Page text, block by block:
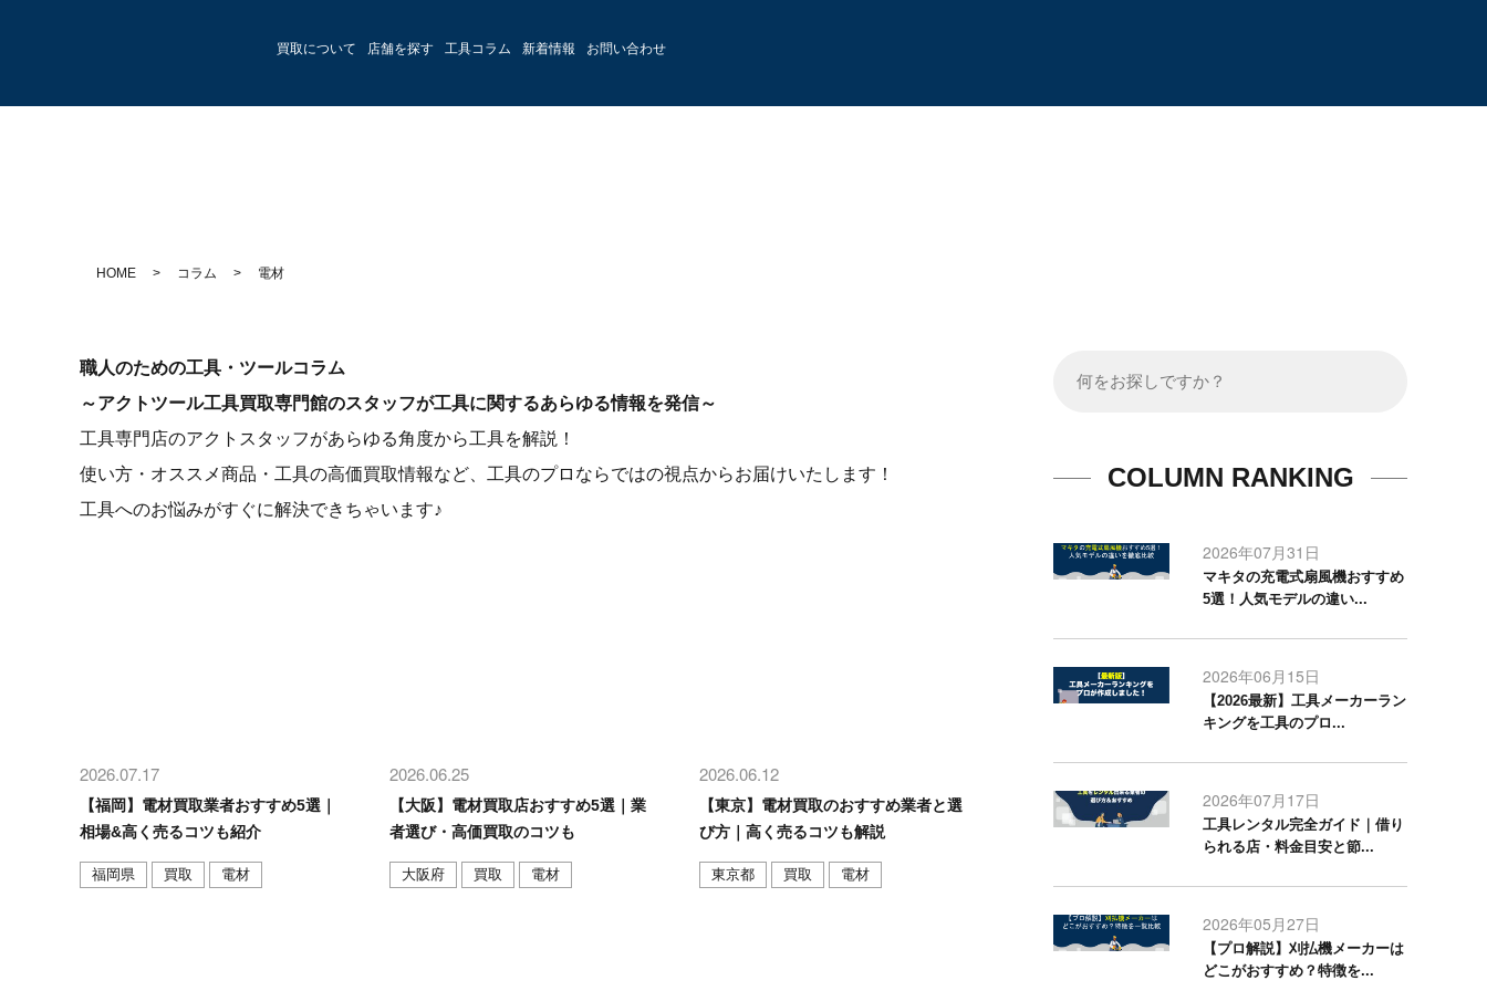
買取について 店舗を探す 工具コラム 新着情報 お問い合わせ
HOME > コラム > 電材
職人のための工具・ツールコラム
～アクトツール工具買取専門館のスタッフが工具に関するあらゆる情報を発信～
工具専門店のアクトスタッフがあらゆる角度から工具を解説！
使い方・オススメ商品・工具の高価買取情報など、工具のプロならではの視点からお届けいたします！
工具へのお悩みがすぐに解決できちゃいます♪
2026.07.17
【福岡】電材買取業者おすすめ5選｜
相場&高く売るコツも紹介
福岡県 買取 電材
2026.06.25
【大阪】電材買取店おすすめ5選｜業
者選び・高価買取のコツも
大阪府 買取 電材
2026.06.12
【東京】電材買取のおすすめ業者と選
び方｜高く売るコツも解説
東京都 買取 電材
COLUMN RANKING
2026年07月31日
マキタの充電式扇風機おすすめ
5選！人気モデルの違い...
2026年06月15日
【2026最新】工具メーカーラン
キングを工具のプロ...
2026年07月17日
工具レンタル完全ガイド｜借り
られる店・料金目安と節...
2026年05月27日
【プロ解説】刈払機メーカーは
どこがおすすめ？特徴を...